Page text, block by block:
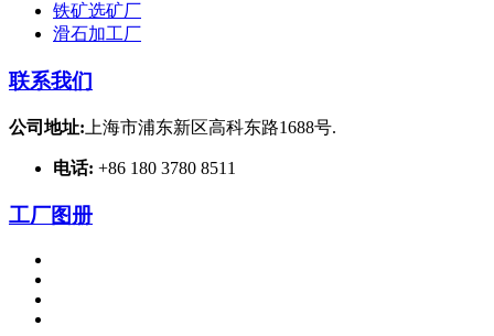
铁矿选矿厂
滑石加工厂
联系我们
公司地址: 上海市浦东新区高科东路1688号.
电话: +86 180 3780 8511
工厂图册